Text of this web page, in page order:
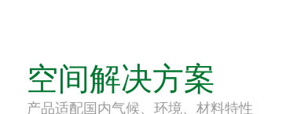
空间解决方案
产品适配国内气候、环境、材料特性